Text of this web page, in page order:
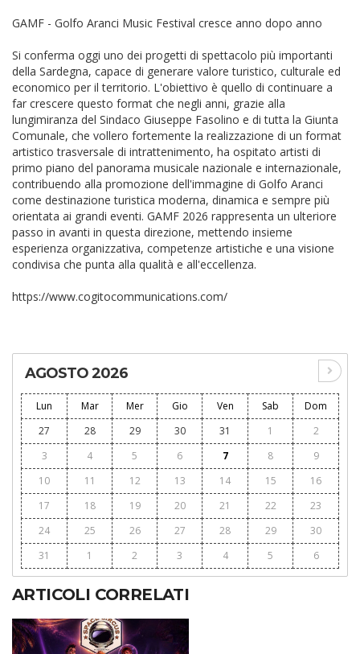
GAMF - Golfo Aranci Music Festival cresce anno dopo anno
Si conferma oggi uno dei progetti di spettacolo più importanti
della Sardegna, capace di generare valore turistico, culturale ed
economico per il territorio. L'obiettivo è quello di continuare a
far crescere questo format che negli anni, grazie alla
lungimiranza del Sindaco Giuseppe Fasolino e di tutta la Giunta
Comunale, che vollero fortemente la realizzazione di un format
artistico trasversale di intrattenimento, ha ospitato artisti di
primo piano del panorama musicale nazionale e internazionale,
contribuendo alla promozione dell'immagine di Golfo Aranci
come destinazione turistica moderna, dinamica e sempre più
orientata ai grandi eventi. GAMF 2026 rappresenta un ulteriore
passo in avanti in questa direzione, mettendo insieme
esperienza organizzativa, competenze artistiche e una visione
condivisa che punta alla qualità e all'eccellenza.
https://www.cogitocommunications.com/
AGOSTO 2026
Lun Mar Mer Gio Ven Sab
Dom
27
28 29 30 31 1
2
3
4 5 6 7 8
9
10
11 12 13 14 15
16
17
18 19 20 21 22
23
24
25 26 27 28 29
30
31
1 2 3 4 5 6
ARTICOLI CORRELATI